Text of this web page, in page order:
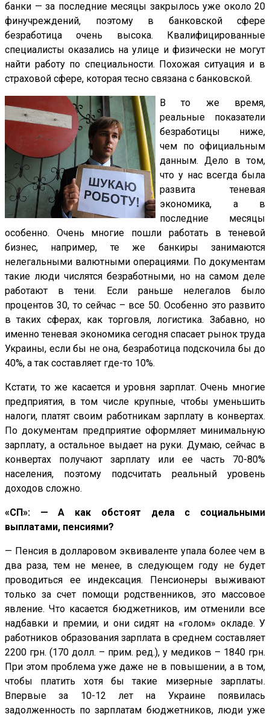
банки — за последние месяцы закрылось уже около 20
финучреждений, поэтому в банковской сфере
безработица очень высока. Квалифицированные
специалисты оказались на улице и физически не могут
найти работу по специальности. Похожая ситуация и в
страховой сфере, которая тесно связана с банковской.
В то же время,
реальные показатели
безработицы ниже,
чем по официальным
данным. Дело в том,
что у нас всегда была
развита теневая
экономика, а в
последние месяцы
особенно. Очень многие пошли работать в теневой
бизнес, например, те же банкиры занимаются
нелегальными валютными операциями. По документам
такие люди числятся безработными, но на самом деле
работают в тени. Если раньше нелегалов было
процентов 30, то сейчас – все 50. Особенно это развито
в таких сферах, как торговля, логистика. Забавно, но
именно теневая экономика сегодня спасает рынок труда
Украины, если бы не она, безработица подскочила бы до
40%, а так составляет где-то 10%.
Кстати, то же касается и уровня зарплат. Очень многие
предприятия, в том числе крупные, чтобы уменьшить
налоги, платят своим работникам зарплату в конвертах.
По документам предприятие оформляет минимальную
зарплату, а остальное выдает на руки. Думаю, сейчас в
конвертах получают зарплату или ее часть 70-80%
населения, поэтому подсчитать реальный уровень
доходов сложно.
«СП»: — А как обстоят дела с социальными
выплатами, пенсиями?
— Пенсия в долларовом эквиваленте упала более чем в
два раза, тем не менее, в следующем году не будет
проводиться ее индексация. Пенсионеры выживают
только за счет помощи родственников, это массовое
явление. Что касается бюджетников, им отменили все
надбавки и премии, и они сидят на «голом» окладе. У
работников образования зарплата в среднем составляет
2200 грн. (170 долл. – прим. ред.), у медиков – 1840 грн.
При этом проблема уже даже не в повышении, а в том,
чтобы платить хотя бы такие мизерные зарплаты.
Впервые за 10-12 лет на Украине появилась
задолженность по зарплатам бюджетников, люди уже